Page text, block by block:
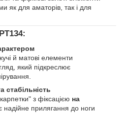
як для аматорів, так і для
й матові елементи
який підкреслює
стабільність
з фіксацією на
надійне прилягання до ноги